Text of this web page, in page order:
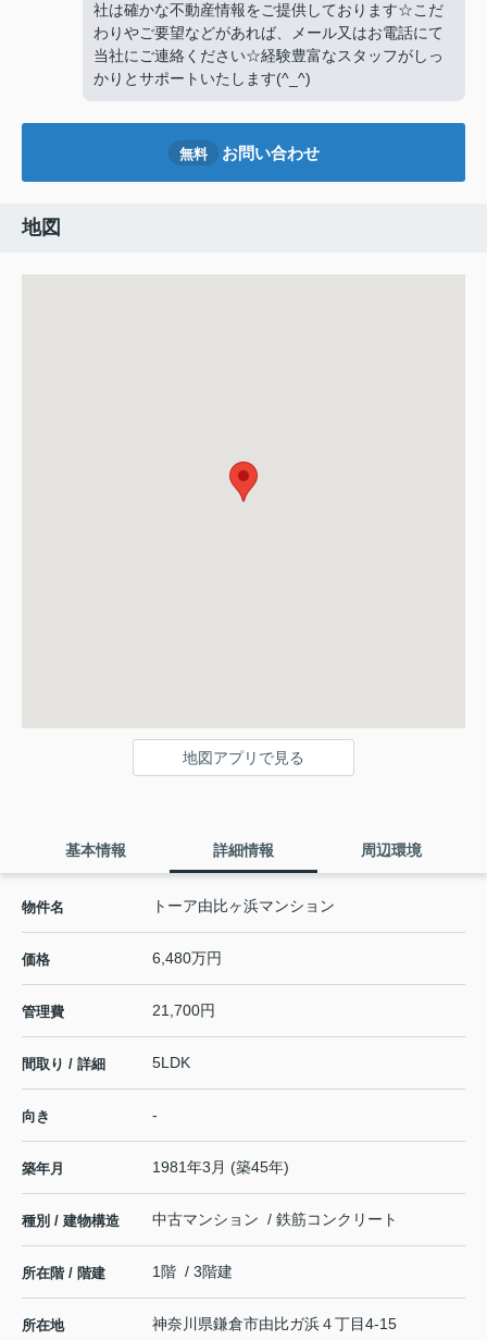
社は確かな不動産情報をご提供しております☆こだ
わりやご要望などがあれば、メール又はお電話にて
当社にご連絡ください☆経験豊富なスタッフがしっ
かりとサポートいたします(^_^)
無料 お問い合わせ
地図
地図アプリで見る
基本情報 詳細情報 周辺環境
物件名 トーア由比ヶ浜マンション
価格 6,480万円
管理費 21,700円
間取り / 詳細 5LDK
向き -
築年月 1981年3月 (築45年)
種別 / 建物構造 中古マンション / 鉄筋コンクリート
所在階 / 階建 1階 / 3階建
所在地 神奈川県鎌倉市由比ガ浜４丁目4-15